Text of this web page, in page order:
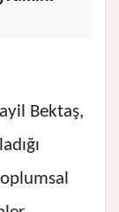
Bektaş,